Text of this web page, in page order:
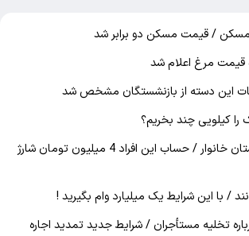
مسکن / قیمت مسکن دو برابر شد
قیمت مرغ اعلام شد
این دسته از بازنشستگان مشخص شد
کیلویی چند بخریم؟
خبر مهم برای سرپرستان خانوار / حساب این افراد 4 میلیون تومان شارژ
/ با این شرایط یک میلیارد وام بگیرید !
تخلیه مستأجران / شرایط جدید تمدید اجاره